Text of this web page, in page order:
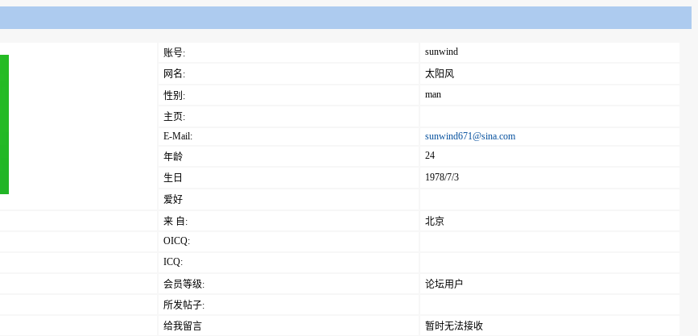
账号:
sunwind
网名:
太阳风
性别:
man
主页:
E-Mail:
sunwind671@sina.com
年龄
24
生日
1978/7/3
爱好
来 自:
北京
OICQ:
ICQ:
会员等级:
论坛用户
所发帖子:
给我留言
暂时无法接收